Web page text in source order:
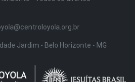
Jardim - Belo Horizonte - MG